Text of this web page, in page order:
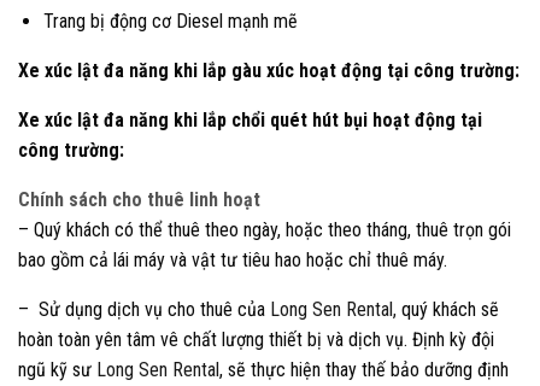
Trang bị động cơ Diesel mạnh mẽ
Xe xúc lật đa năng khi lắp gàu xúc hoạt động tại công trường:
Xe xúc lật đa năng khi lắp chổi quét hút bụi hoạt động tại
công trường:
Chính sách cho thuê linh hoạt
– Quý khách có thể thuê theo ngày, hoặc theo tháng, thuê trọn gói
bao gồm cả lái máy và vật tư tiêu hao hoặc chỉ thuê máy.
– Sử dụng dịch vụ cho thuê của Long Sen Rental, quý khách sẽ
hoàn toàn yên tâm vê chất lượng thiết bị và dịch vụ. Định kỳ đội
ngũ kỹ sư Long Sen Rental, sẽ thực hiện thay thế bảo dưỡng định